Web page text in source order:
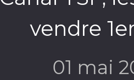
vendre
01 mai